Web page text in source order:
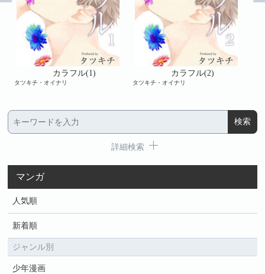
カラフル(1)
タツキチ・オイナリ
カラフル(2)
タツキチ・オイナリ
詳細検索
マンガ
人気順
新着順
ジャンル別
少年漫画